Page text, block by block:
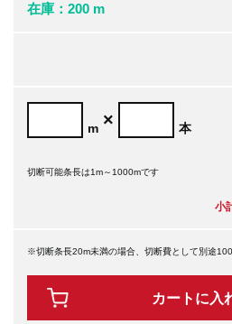
在庫：200 m
m × 本
切断可能条長は1m～1000mです
小
※切断条長20m未満の場合、切断費として別途
カートに入